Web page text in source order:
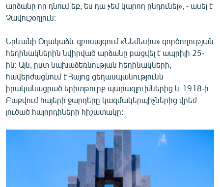
արձանը որ դնում եք, ես դա չեմ կարող ընդունել», - ասել է
Չավուշօղլուն։
Երևանի Օղակաձև զբոսայգում «Նեմեսիս» գործողության
հեղինակներին նվիրված արձանը բացվել է ապրիլի 25-
ին։ Այն, ըստ նախաձեռնության հեղինակների,
հավերժացնում է Հայոց ցեղասպանությունն
իրականացրած երիտթուրք պարագլուխներից և 1918-ի
Բաքվում հայերի ջարդերը կազմակերպիչներից վրեժ
լուծած հայորդիների հիշատակը: